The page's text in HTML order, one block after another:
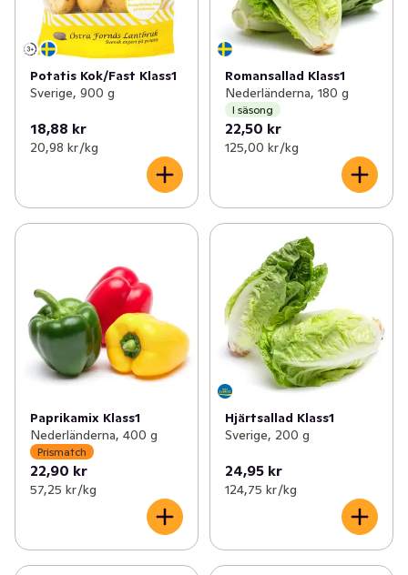
Potatis Kok/Fast Klass1
Sverige, 900 g
18,88 kr
20,98 kr /kg
Romansallad Klass1
Nederländerna, 180 g
I säsong
22,50 kr
125,00 kr /kg
Paprikamix Klass1
Nederländerna, 400 g
Prismatch
22,90 kr
57,25 kr /kg
Hjärtsallad Klass1
Sverige, 200 g
24,95 kr
124,75 kr /kg